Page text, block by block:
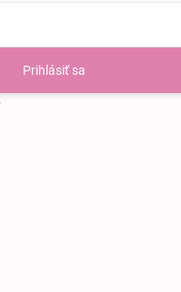
Prihlásiť sa